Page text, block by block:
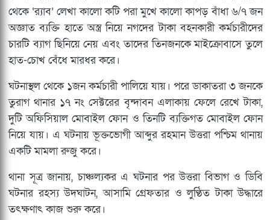
থেকে ‘র‌্যাব’ লেখা কালো কটি পরা মুখে কালো কাপড় বাঁধা ৬/৭ জন
অজ্ঞাত ব্যক্তি হাতে অস্ত্র নিয়ে নগদের টাকা বহনকারী কর্মচারীদের
চারটি ব্যাগ ছিনিয়ে নেয় এবং তাদের তিনজনকে মাইক্রোবাসে তুলে
হাত-চোখ বেঁধে মারধর করে।
ঘটনাস্থল থেকে ১জন কর্মচারী পালিয়ে যায়। পরে ডাকাতরা ৩ জনকে
তুরাগ থানার ১৭ নং সেক্টরের বৃন্দাবন এলাকায় ফেলে রেখে টাকা,
দুটি অফিসিয়াল মোবাইল ফোন ও তিনটি ব্যক্তিগত মোবাইল ফোন
নিয়ে যায়। এ ঘটনায় ভূক্তভোগী আব্দুর রহমান উত্তরা পশ্চিম থানায়
একটি মামলা রুজু করে।
থানা সূত্র জানায়, চাঞ্চল্যকর এ ঘটনার পর উত্তরা বিভাগ ও ডিবি
ঘটনার রহস্য উদঘাটন, আসামি গ্রেফতার ও লুণ্ঠিত টাকা উদ্ধারে
তৎক্ষণাৎ কাজ শুরু করে।